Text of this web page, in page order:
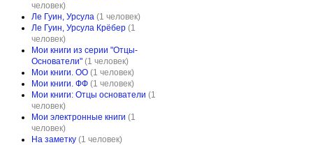
человек)
Ле Гуин, Урсула (1 человек)
Ле Гуин, Урсула Крёбер (1
человек)
Мои книги из серии "Отцы-
Основатели" (1 человек)
Мои книги. ОО (1 человек)
Мои книги. ФФ (1 человек)
Мои книги: Отцы основатели (1
человек)
Мои электронные книги (1
человек)
На заметку (1 человек)